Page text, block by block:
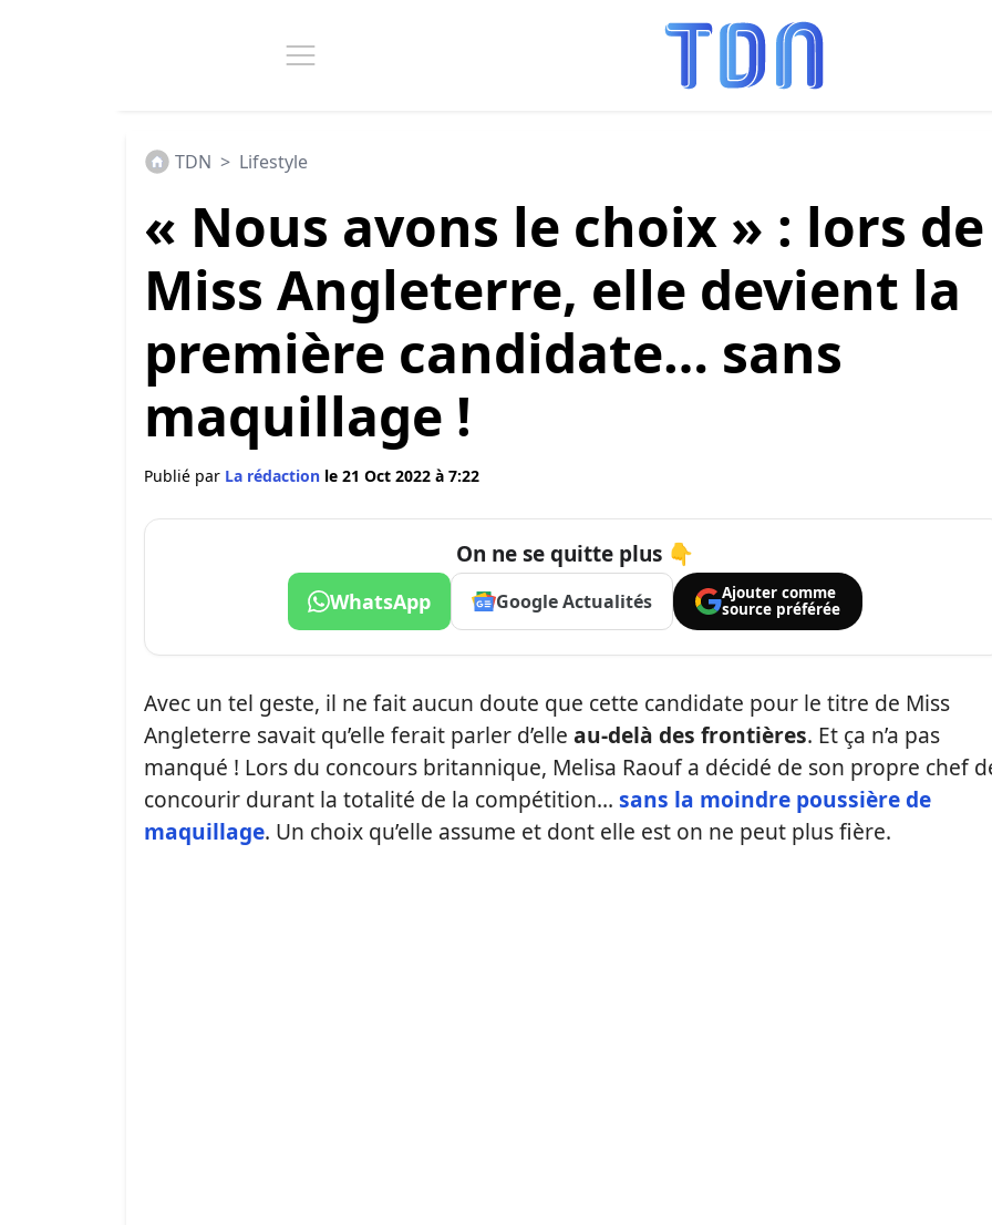
TDN > Lifestyle
« Nous avons le choix » : lors de
Miss Angleterre, elle devient la
première candidate… sans
maquillage !
Publié par La rédaction le 21 Oct 2022 à 7:22
On ne se quitte plus 👇
WhatsApp Google Actualités
Ajouter comme
source préférée
Avec un tel geste, il ne fait aucun doute que cette candidate pour le titre de Miss
Angleterre savait qu’elle ferait parler d’elle au-delà des frontières. Et ça n’a pas
manqué ! Lors du concours britannique, Melisa Raouf a décidé de son propre chef
concourir durant la totalité de la compétition… sans la moindre poussière de
maquillage. Un choix qu’elle assume et dont elle est on ne peut plus fière.